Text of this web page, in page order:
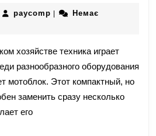
paycomp paycomp
|
Немає
хозяйстве техника играет
разнообразного оборудования
мотоблок. Этот компактный, но
заменить сразу несколько
его